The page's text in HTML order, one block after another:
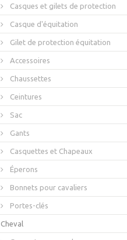
Casques et gilets de protection
Casque d'équitation
Gilet de protection équitation
Accessoires
Chaussettes
Ceintures
Sac
Gants
Casquettes et Chapeaux
Éperons
Bonnets pour cavaliers
Portes-clés
Cheval